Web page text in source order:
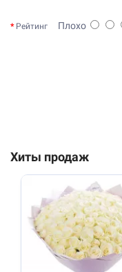
Рейтинг Плохо
Хиты продаж